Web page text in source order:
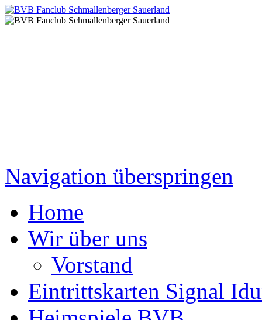
Navigation überspringen
Home
Wir über uns
Vorstand
Eintrittskarten Signal